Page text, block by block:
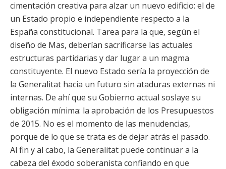
cimentación creativa para alzar un nuevo edificio: el de
un Estado propio e independiente respecto a la
España constitucional. Tarea para la que, según el
diseño de Mas, deberían sacrificarse las actuales
estructuras partidarias y dar lugar a un magma
constituyente. El nuevo Estado sería la proyección de
la Generalitat hacia un futuro sin ataduras externas ni
internas. De ahí que su Gobierno actual soslaye su
obligación mínima: la aprobación de los Presupuestos
de 2015. No es el momento de las menudencias,
porque de lo que se trata es de dejar atrás el pasado.
Al fin y al cabo, la Generalitat puede continuar a la
cabeza del éxodo soberanista confiando en que